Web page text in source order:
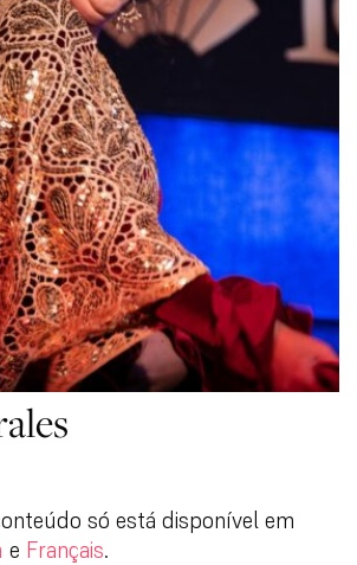
só está disponível em
e Français.